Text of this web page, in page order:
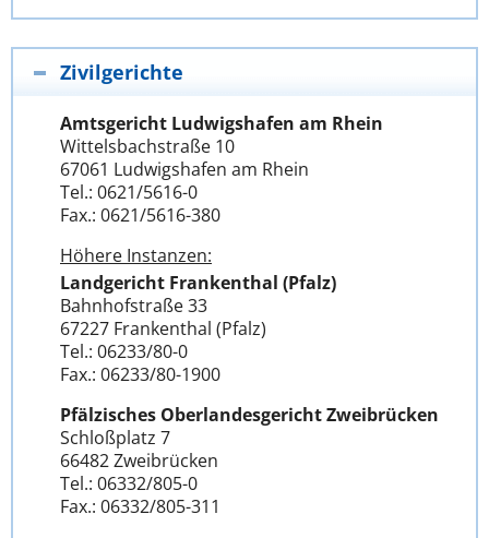
Zivilgerichte
Amtsgericht Ludwigshafen am Rhein
Wittelsbachstraße 10
67061 Ludwigshafen am Rhein
Tel.: 0621/5616-0
Fax.: 0621/5616-380
Höhere Instanzen:
Landgericht Frankenthal (Pfalz)
Bahnhofstraße 33
67227 Frankenthal (Pfalz)
Tel.: 06233/80-0
Fax.: 06233/80-1900
Pfälzisches Oberlandesgericht Zweibrücken
Schloßplatz 7
66482 Zweibrücken
Tel.: 06332/805-0
Fax.: 06332/805-311